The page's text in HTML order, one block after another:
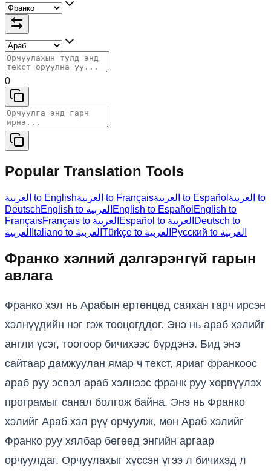
0
Popular Translation Tools
العربية to English العربية to Français العربية to Español العربية to
Deutsch
English to العربية English to Español English to
Français
Français to العربية Español to العربية Deutsch to
العربية
Italiano to العربية Türkçe to العربية Русский to العربية
Франко хэлний дэлгэрэнгүй гарын
авлага
Франко хэл нь Арабын ертөнцөд саяхан гарч ирсэн
хэлнүүдийн нэг гэж тооцогддог. Энэ нь араб хэлийг
англи үсэг, тоогоор бичихээс бүрдэнэ. Бид энэ
сайтаар дамжуулан ямар ч текст, яриаг франкоос
араб руу эсвэл араб хэлнээс франк руу хөрвүүлэх
програмыг санал болгож байна. Энэ нь Франко
хэлийг Араб хэл рүү орчуулж, мөн Араб хэлийг
Франко руу хялбар бөгөөд энгийн аргаар
орчуулдаг. Орчуулахыг хүссэн үгээ л бичихэд л